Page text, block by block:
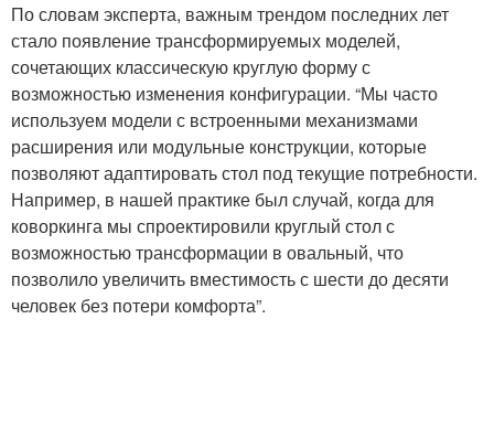
По словам эксперта, важным трендом последних лет
стало появление трансформируемых моделей,
сочетающих классическую круглую форму с
возможностью изменения конфигурации. “Мы часто
используем модели с встроенными механизмами
расширения или модульные конструкции, которые
позволяют адаптировать стол под текущие потребности.
Например, в нашей практике был случай, когда для
коворкинга мы спроектировили круглый стол с
возможностью трансформации в овальный, что
позволило увеличить вместимость с шести до десяти
человек без потери комфорта”.